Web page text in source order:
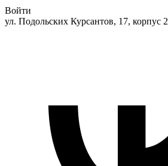
Войти
ул. Подольских Курсантов, 17, корпус 2